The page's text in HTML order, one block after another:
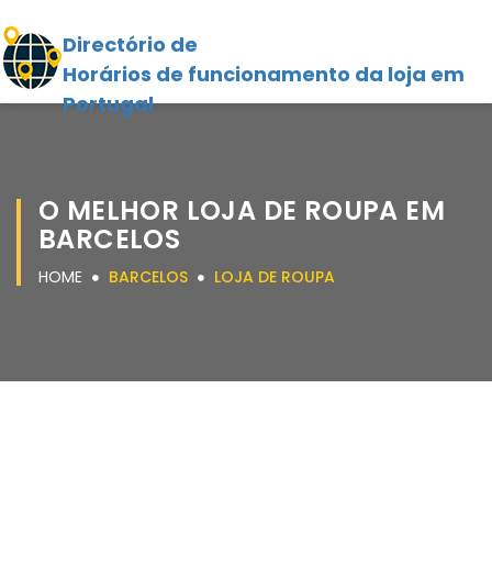
Directório de
Horários de funcionamento da loja em
Portugal
O MELHOR LOJA DE ROUPA EM
BARCELOS
HOME BARCELOS LOJA DE ROUPA